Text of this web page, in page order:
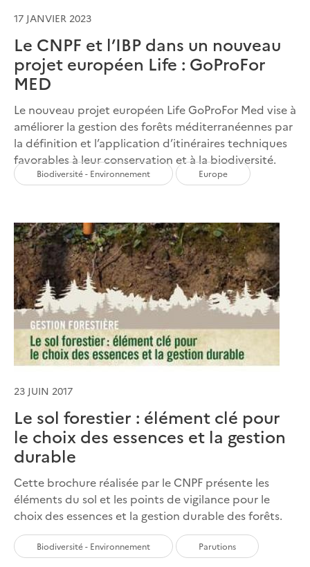
17 JANVIER 2023
Le CNPF et l’IBP dans un nouveau
projet européen Life : GoProFor
MED
Le nouveau projet européen Life GoProFor Med vise à
améliorer la gestion des forêts méditerranéennes par
la définition et l’application d’itinéraires techniques
favorables à leur conservation et à la biodiversité.
Biodiversité - Environnement Europe
23 JUIN 2017
Le sol forestier : élément clé pour
le choix des essences et la gestion
durable
Cette brochure réalisée par le CNPF présente les
éléments du sol et les points de vigilance pour le
choix des essences et la gestion durable des forêts.
Biodiversité - Environnement Parutions